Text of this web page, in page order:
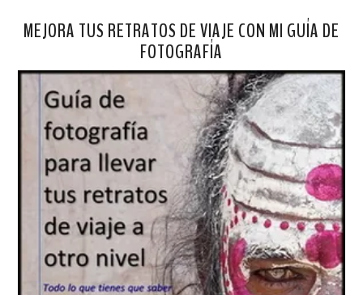
MEJORA TUS RETRATOS DE VIAJE CON MI GUÍA DE
FOTOGRAFÍA